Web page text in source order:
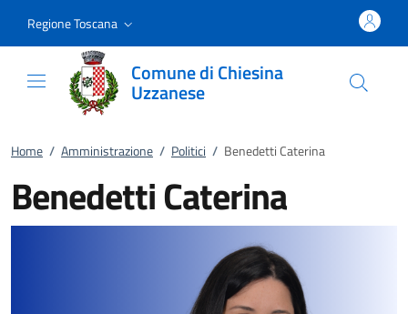
Regione Toscana
Comune di Chiesina
Uzzanese
Home / Amministrazione / Politici / Benedetti Caterina
Benedetti Caterina